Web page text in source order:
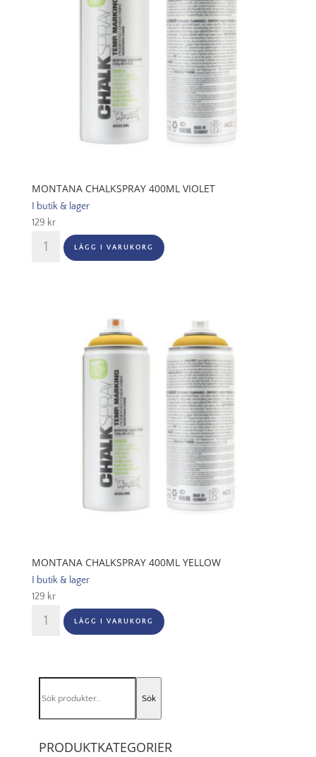
MONTANA CHALKSPRAY 400ML VIOLET
I butik & lager
129 kr
Montana
Chalkspray
LÄGG I VARUKORG
MONTANA CHALKSPRAY 400ML YELLOW
I butik & lager
129 kr
Montana
Chalkspray
mängd
LÄGG I VARUKORG
efter:
Sök
PRODUKTKATEGORIER